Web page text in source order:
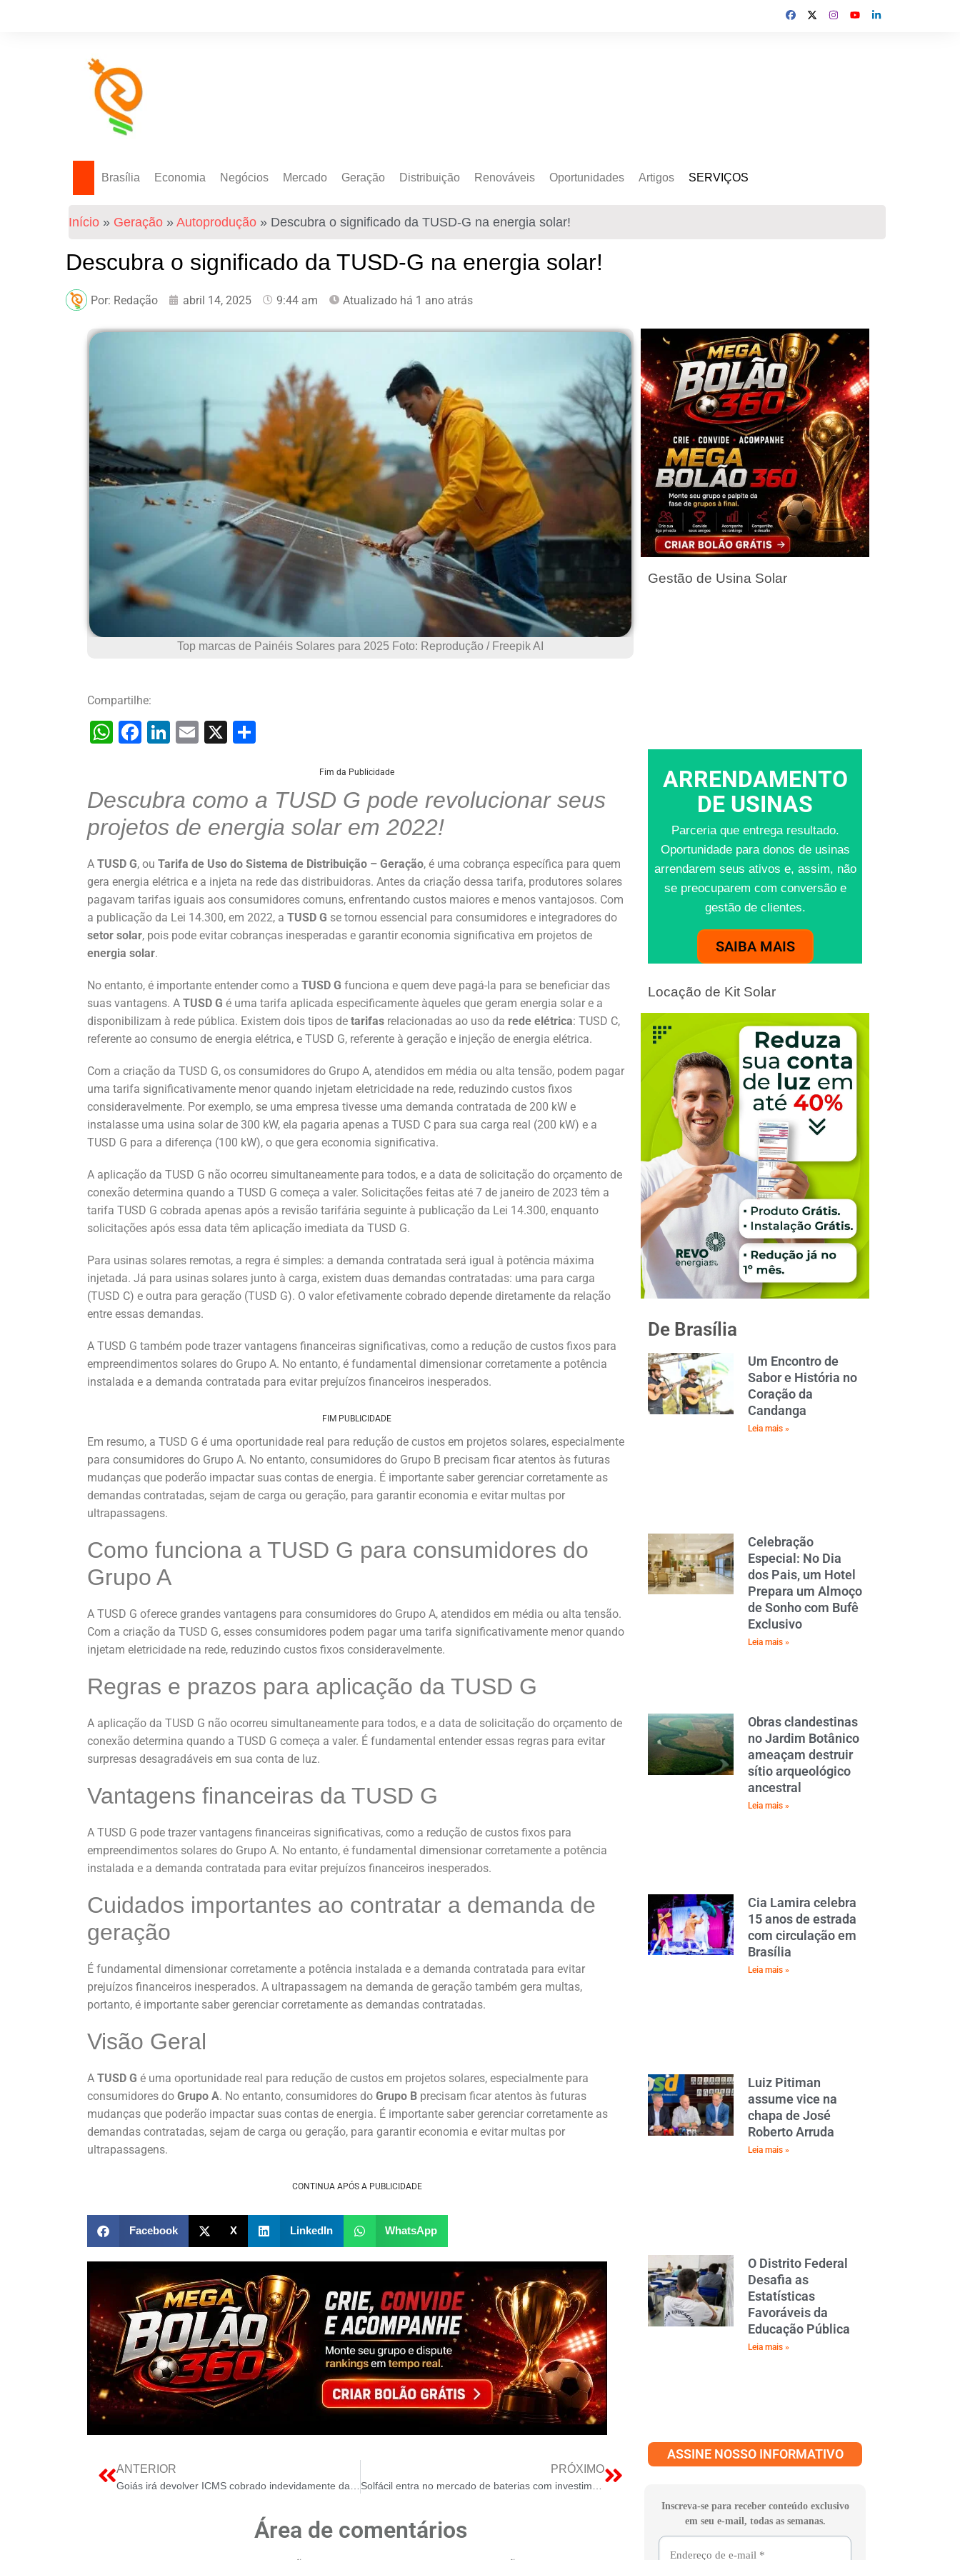
Brasília Economia
Tecnologia
Negócios
Empresas
Investimentos
Mercado
Mercado Livre
Geração
Autoprodução
Eólica
Distribuição Renováveis
Sustentabilidade
Hidrogênio Verde
Mobilidade Elétrica
Oportunidades
Emprego
Eventos
Artigos SERVIÇOS
Início » Geração » Autoprodução » Descubra o significado da TUSD-G na energia solar!
Descubra o significado da TUSD-G na energia solar!
Por: Redação abril 14, 2025 9:44 am Atualizado há 1 ano atrás
Top marcas de Painéis Solares para 2025 Foto: Reprodução / Freepik AI
Compartilhe:
W
s
A
p
p
F
e
b
o
k
Li
e
dI
E
l
X
e
Fim da Publicidade
Descubra como a TUSD G pode revolucionar seus
projetos de energia solar em 2022!
A TUSD G, ou Tarifa de Uso do Sistema de Distribuição – Geração, é uma cobrança específica para quem
gera energia elétrica e a injeta na rede das distribuidoras. Antes da criação dessa tarifa, produtores solares
pagavam tarifas iguais aos consumidores comuns, enfrentando custos maiores e menos vantajosos. Com
a publicação da Lei 14.300, em 2022, a TUSD G se tornou essencial para consumidores e integradores do
setor solar, pois pode evitar cobranças inesperadas e garantir economia significativa em projetos de
energia solar.
No entanto, é importante entender como a TUSD G funciona e quem deve pagá-la para se beneficiar das
suas vantagens. A TUSD G é uma tarifa aplicada especificamente àqueles que geram energia solar e a
disponibilizam à rede pública. Existem dois tipos de tarifas relacionadas ao uso da rede elétrica: TUSD C,
referente ao consumo de energia elétrica, e TUSD G, referente à geração e injeção de energia elétrica.
Com a criação da TUSD G, os consumidores do Grupo A, atendidos em média ou alta tensão, podem pagar
uma tarifa significativamente menor quando injetam eletricidade na rede, reduzindo custos fixos
consideravelmente. Por exemplo, se uma empresa tivesse uma demanda contratada de 200 kW e
instalasse uma usina solar de 300 kW, ela pagaria apenas a TUSD C para sua carga real (200 kW) e a
TUSD G para a diferença (100 kW), o que gera economia significativa.
A aplicação da TUSD G não ocorreu simultaneamente para todos, e a data de solicitação do orçamento de
conexão determina quando a TUSD G começa a valer. Solicitações feitas até 7 de janeiro de 2023 têm a
tarifa TUSD G cobrada apenas após a revisão tarifária seguinte à publicação da Lei 14.300, enquanto
solicitações após essa data têm aplicação imediata da TUSD G.
Para usinas solares remotas, a regra é simples: a demanda contratada será igual à potência máxima
injetada. Já para usinas solares junto à carga, existem duas demandas contratadas: uma para carga
(TUSD C) e outra para geração (TUSD G). O valor efetivamente cobrado depende diretamente da relação
entre essas demandas.
A TUSD G também pode trazer vantagens financeiras significativas, como a redução de custos fixos para
empreendimentos solares do Grupo A. No entanto, é fundamental dimensionar corretamente a potência
instalada e a demanda contratada para evitar prejuízos financeiros inesperados.
FIM PUBLICIDADE
Em resumo, a TUSD G é uma oportunidade real para redução de custos em projetos solares, especialmente
para consumidores do Grupo A. No entanto, consumidores do Grupo B precisam ficar atentos às futuras
mudanças que poderão impactar suas contas de energia. É importante saber gerenciar corretamente as
demandas contratadas, sejam de carga ou geração, para garantir economia e evitar multas por
ultrapassagens.
Como funciona a TUSD G para consumidores do
Grupo A
A TUSD G oferece grandes vantagens para consumidores do Grupo A, atendidos em média ou alta tensão.
Com a criação da TUSD G, esses consumidores podem pagar uma tarifa significativamente menor quando
injetam eletricidade na rede, reduzindo custos fixos consideravelmente.
Regras e prazos para aplicação da TUSD G
A aplicação da TUSD G não ocorreu simultaneamente para todos, e a data de solicitação do orçamento de
conexão determina quando a TUSD G começa a valer. É fundamental entender essas regras para evitar
surpresas desagradáveis em sua conta de luz.
Vantagens financeiras da TUSD G
A TUSD G pode trazer vantagens financeiras significativas, como a redução de custos fixos para
empreendimentos solares do Grupo A. No entanto, é fundamental dimensionar corretamente a potência
instalada e a demanda contratada para evitar prejuízos financeiros inesperados.
Cuidados importantes ao contratar a demanda de
geração
É fundamental dimensionar corretamente a potência instalada e a demanda contratada para evitar
prejuízos financeiros inesperados. A ultrapassagem na demanda de geração também gera multas,
portanto, é importante saber gerenciar corretamente as demandas contratadas.
Visão Geral
A TUSD G é uma oportunidade real para redução de custos em projetos solares, especialmente para
consumidores do Grupo A. No entanto, consumidores do Grupo B precisam ficar atentos às futuras
mudanças que poderão impactar suas contas de energia. É importante saber gerenciar corretamente as
demandas contratadas, sejam de carga ou geração, para garantir economia e evitar multas por
ultrapassagens.
CONTINUA APÓS A PUBLICIDADE
Facebook X LinkedIn WhatsApp
ANTERIOR PRÓXIMO
Área de comentários
Gestão de Usina Solar
ARRENDAMENTO
DE USINAS
Parceria que entrega resultado.
Oportunidade para donos de usinas
arrendarem seus ativos e, assim, não
se preocuparem com conversão e
gestão de clientes.
SAIBA MAIS
Locação de Kit Solar
De Brasília
Um Encontro de
Sabor e História no
Coração da
Candanga
Leia mais »
Celebração
Especial: No Dia
dos Pais, um Hotel
Prepara um Almoço
de Sonho com Bufê
Exclusivo
Leia mais »
Obras clandestinas
no Jardim Botânico
ameaçam destruir
sítio arqueológico
ancestral
Leia mais »
Cia Lamira celebra
15 anos de estrada
com circulação em
Brasília
Leia mais »
Luiz Pitiman
assume vice na
chapa de José
Roberto Arruda
Leia mais »
O Distrito Federal
Desafia as
Estatísticas
Favoráveis da
Educação Pública
Leia mais »
ASSINE NOSSO INFORMATIVO
Inscreva-se para receber conteúdo exclusivo
em seu e-mail, todas as semanas.